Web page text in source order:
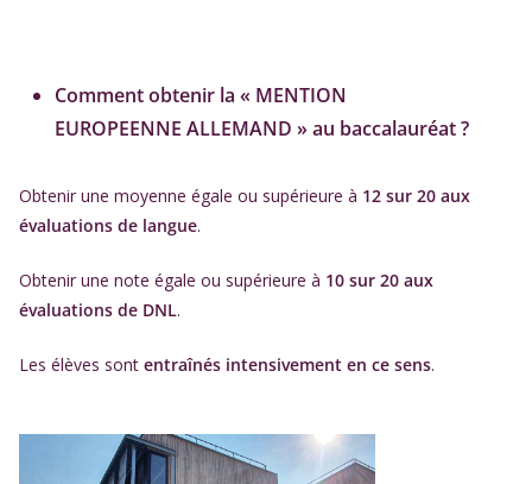
Comment obtenir la « MENTION
EUROPEENNE ALLEMAND » au baccalauréat ?
Obtenir une moyenne égale ou supérieure à 12 sur 20 aux
évaluations de langue.
Obtenir une note égale ou supérieure à 10 sur 20 aux
évaluations de DNL.
Les élèves sont entraînés intensivement en ce sens.